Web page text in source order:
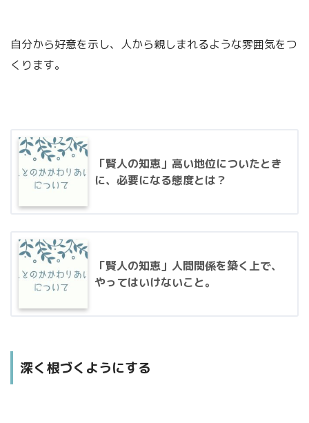
自分から好意を示し、人から親しまれるような雰囲気をつ
くります。
「賢人の知恵」高い地位についたとき
に、必要になる態度とは？
「賢人の知恵」人間関係を築く上で、
やってはいけないこと。
深く根づくようにする